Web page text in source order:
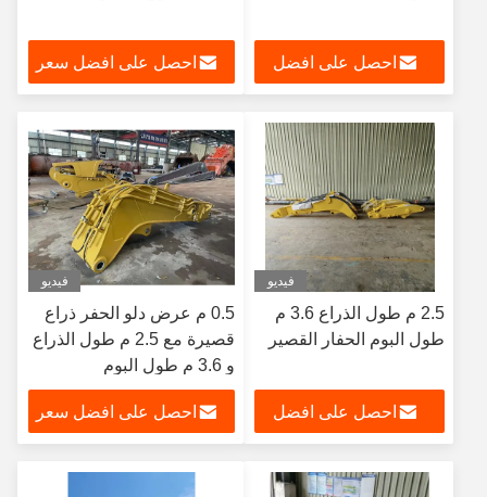
احصل على افضل احصل على افضل سعر
فيديو
2.5 م طول الذراع 3.6 م
طول البوم الحفار القصير
احصل على افضل
فيديو
0.5 م عرض دلو الحفر ذراع
قصيرة مع 2.5 م طول الذراع
و 3.6 م طول البوم
احصل على افضل سعر